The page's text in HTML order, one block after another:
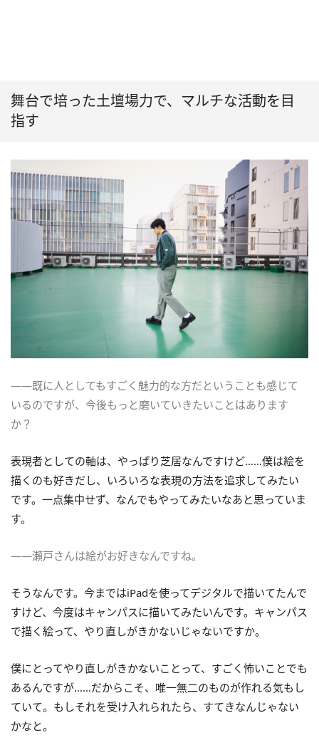
舞台で培った土壇場力で、マルチな活動を目
指す
――既に人としてもすごく魅力的な方だということも感じて
いるのですが、今後もっと磨いていきたいことはあります
か？
表現者としての軸は、やっぱり芝居なんですけど……僕は絵を
描くのも好きだし、いろいろな表現の方法を追求してみたい
です。一点集中せず、なんでもやってみたいなあと思っていま
す。
――瀬戸さんは絵がお好きなんですね。
そうなんです。今まではiPadを使ってデジタルで描いてたんで
すけど、今度はキャンパスに描いてみたいんです。キャンパス
で描く絵って、やり直しがきかないじゃないですか。
僕にとってやり直しがきかないことって、すごく怖いことでも
あるんですが……だからこそ、唯一無二のものが作れる気もし
ていて。もしそれを受け入れられたら、すてきなんじゃない
かなと。